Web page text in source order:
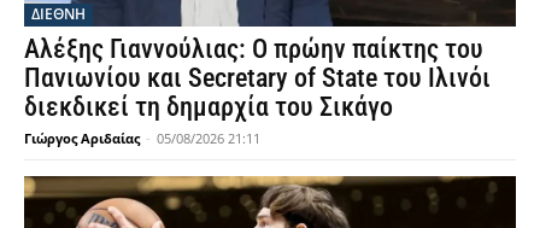
ΔΙΕΘΝΗ
Αλέξης Γιαννούλιας: Ο πρώην παίκτης του
Πανιωνίου και Secretary of State του Ιλινόι
διεκδικεί τη δημαρχία του Σικάγο
Γιώργος Αριδαίας - 05/08/2026 21:11